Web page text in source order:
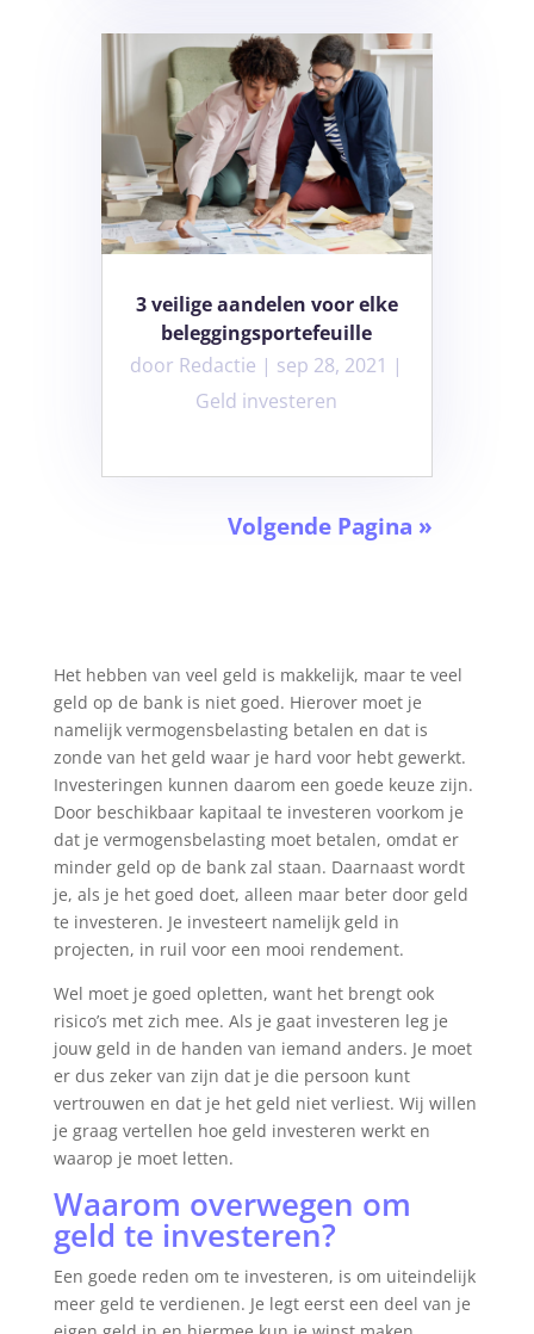
3 veilige aandelen voor elke
beleggingsportefeuille
door Redactie | sep 28, 2021 |
Geld investeren
Volgende Pagina »
Het hebben van veel geld is makkelijk, maar te veel
geld op de bank is niet goed. Hierover moet je
namelijk vermogensbelasting betalen en dat is
zonde van het geld waar je hard voor hebt gewerkt.
Investeringen kunnen daarom een goede keuze zijn.
Door beschikbaar kapitaal te investeren voorkom je
dat je vermogensbelasting moet betalen, omdat er
minder geld op de bank zal staan. Daarnaast wordt
je, als je het goed doet, alleen maar beter door geld
te investeren. Je investeert namelijk geld in
projecten, in ruil voor een mooi rendement.
Wel moet je goed opletten, want het brengt ook
risico’s met zich mee. Als je gaat investeren leg je
jouw geld in de handen van iemand anders. Je moet
er dus zeker van zijn dat je die persoon kunt
vertrouwen en dat je het geld niet verliest. Wij willen
je graag vertellen hoe geld investeren werkt en
waarop je moet letten.
Waarom overwegen om
geld te investeren?
Een goede reden om te investeren, is om uiteindelijk
meer geld te verdienen. Je legt eerst een deel van je